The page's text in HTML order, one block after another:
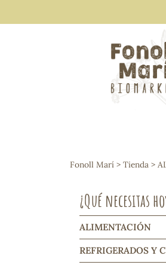
Arroces y
Frutos secos
Cereales,
Galletas y
Vinos y cavas
Harinas y
Pasta
Fonoll Marí > Tienda >
¿Qué necesitas
ALIMENTACIÓN
REFRIGERADOS Y